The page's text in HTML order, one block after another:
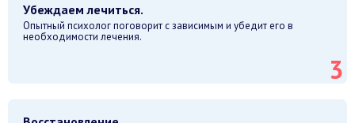
Убеждаем лечиться.
Опытный психолог поговорит с зависимым и убедит его в
необходимости лечения.